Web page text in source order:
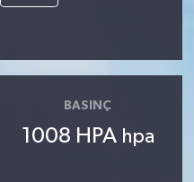
BASINÇ
1008 HPA hpa